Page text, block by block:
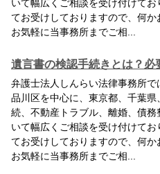
いて幅広くご相談を受け付けて
てお受けしておりますので、何
お気軽に当事務所までご相...
遺言書の検認手続きとは？必
弁護士法人しんらい法律事務所で
品川区を中心に、東京都、千葉
続、不動産トラブル、離婚、債
いて幅広くご相談を受け付けて
てお受けしておりますので、何
お気軽に当事務所までご相...